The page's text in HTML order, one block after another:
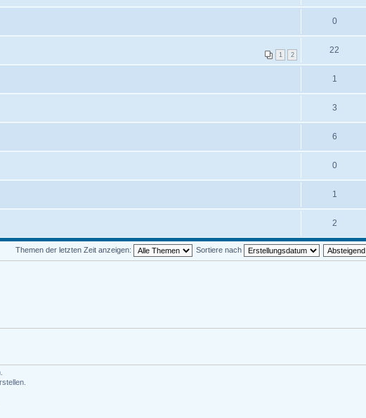
0
1 2 22
1
3
6
0
1
2
Themen der letzten Zeit anzeigen: Sortiere nach